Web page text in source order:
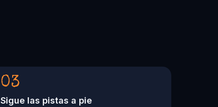
03
Sigue las pistas a pie